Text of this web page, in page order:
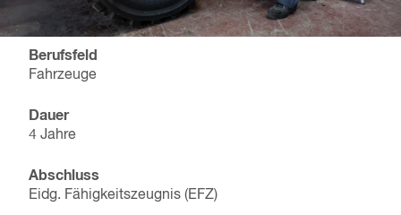
Berufsfeld
Fahrzeuge
Dauer
4 Jahre
Abschluss
Eidg. Fähigkeitszeugnis (EFZ)